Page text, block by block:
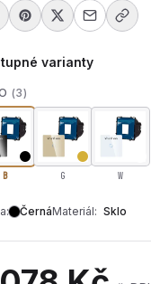
indikací RT-
varianty
(3)
B G W
ČernáMateriál: Sklo